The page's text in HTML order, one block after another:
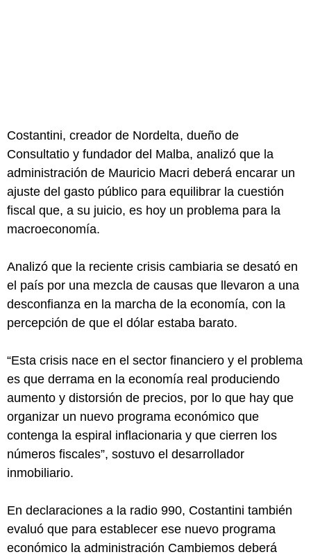
Costantini, creador de Nordelta, dueño de
Consultatio y fundador del Malba, analizó que la
administración de Mauricio Macri deberá encarar un
ajuste del gasto público para equilibrar la cuestión
fiscal que, a su juicio, es hoy un problema para la
macroeconomía.
Analizó que la reciente crisis cambiaria se desató en
el país por una mezcla de causas que llevaron a una
desconfianza en la marcha de la economía, con la
percepción de que el dólar estaba barato.
“Esta crisis nace en el sector financiero y el problema
es que derrama en la economía real produciendo
aumento y distorsión de precios, por lo que hay que
organizar un nuevo programa económico que
contenga la espiral inflacionaria y que cierren los
números fiscales”, sostuvo el desarrollador
inmobiliario.
En declaraciones a la radio 990, Costantini también
evaluó que para establecer ese nuevo programa
económico la administración Cambiemos deberá